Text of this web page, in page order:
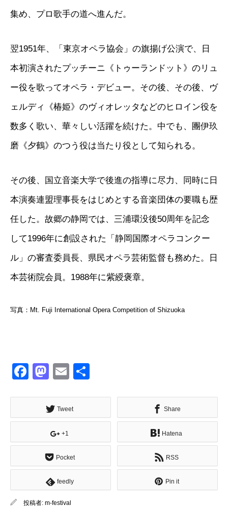
集め、プロ歌手の道へ進んだ。
翌1951年、「東京オペラ協会」の旗揚げ公演で、日
本初演されたプッチーニ《トゥーランドット》のリュ
ー役を歌ってオペラ・デビュー。その後、その後、ヴ
ェルディ《椿姫》のヴィオレッタなどのヒロイン役を
数多く歌い、華々しい活躍を続けた。中でも、團伊玖
磨《夕鶴》のつう役は当たり役として知られる。
その後、国立音楽大学で後進の指導に尽力、同時に日
本演奏連盟理事長をはじめとする音楽団体の要職も歴
任した。故郷の静岡では、三浦環没後50周年を記念
して1996年に創設された「静岡国際オペラコンクー
ル」の審査委員長、県民オペラ芸術監督も務めた。日
本芸術院会員。1988年に紫綬褒章。
写真：Mt. Fuji International Opera Competition of Shizuoka
Facebook
Mastodon
Email
Tweet Share
+1 Hatena
Pocket RSS
feedly Pin it
投稿者: m-festival